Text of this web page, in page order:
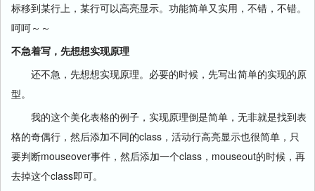
标移到某行上，某行可以高亮显示。功能简单又实用，不错，不错。
呵呵～～
不急着写，先想想实现原理
还不急，先想想实现原理。必要的时候，先写出简单的实现的原
型。
我的这个美化表格的例子，实现原理倒是简单，无非就是找到表
格的奇偶行，然后添加不同的class，活动行高亮显示也很简单，只
要判断mouseover事件，然后添加一个class，mouseout的时候，再
去掉这个class即可。